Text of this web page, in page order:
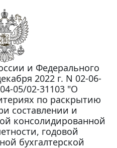
и Федерального
2022 г. N 02-06-
05/02-31103 "О
по раскрытию
составлении и
консолидированной
годовой
бухгалтерской